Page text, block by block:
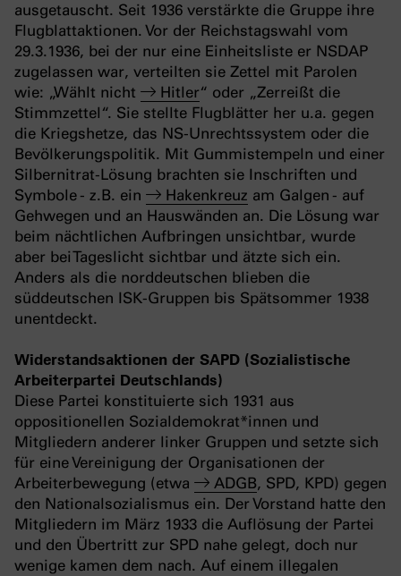
ausgetauscht. Seit 1936 verstärkte die Gruppe ihre
Flugblattaktionen. Vor der Reichstagswahl vom
29.3.1936, bei der nur eine Einheitsliste er NSDAP
zugelassen war, verteilten sie Zettel mit Parolen
wie: „Wählt nicht
Hitler“ oder „Zerreißt die
Stimmzettel“. Sie stellte Flugblätter her u.a. gegen
die Kriegshetze, das NS-Unrechtssystem oder die
Bevölkerungspolitik. Mit Gummistempeln und einer
Silbernitrat-Lösung brachten sie Inschriften und
Symbole - z.B. ein
Hakenkreuz am Galgen - auf
Gehwegen und an Hauswänden an. Die Lösung war
beim nächtlichen Aufbringen unsichtbar, wurde
aber bei Tageslicht sichtbar und ätzte sich ein.
Anders als die norddeutschen blieben die
süddeutschen ISK-Gruppen bis Spätsommer 1938
unentdeckt.
Widerstandsaktionen der SAPD (Sozialistische
Arbeiterpartei Deutschlands)
Diese Partei konstituierte sich 1931 aus
oppositionellen Sozialdemokrat*innen und
Mitgliedern anderer linker Gruppen und setzte sich
für eine Vereinigung der Organisationen der
Arbeiterbewegung (etwa
ADGB, SPD, KPD) gegen
den Nationalsozialismus ein. Der Vorstand hatte den
Mitgliedern im März 1933 die Auflösung der Partei
und den Übertritt zur SPD nahe gelegt, doch nur
wenige kamen dem nach. Auf einem illegalen